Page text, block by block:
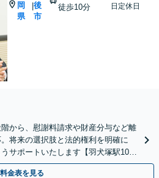
岡
県
|後
市
徒歩10分
日定休日
から、慰謝料請求や財産分与など離
将来の選択肢と法的権利を明確に
サポートいたします【羽犬塚駅10
】
料金表を見る